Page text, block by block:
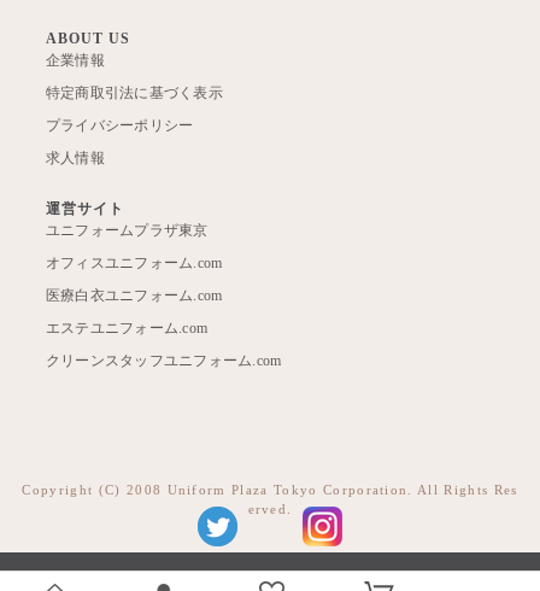
ABOUT US
企業情報
特定商取引法に基づく表示
プライバシーポリシー
求人情報
運営サイト
ユニフォームプラザ東京
オフィスユニフォーム.com
医療白衣ユニフォーム.com
エステユニフォーム.com
クリーンスタッフユニフォーム.com
Copyright (C) 2008 Uniform Plaza Tokyo Corporation. All Rights Res
erved.